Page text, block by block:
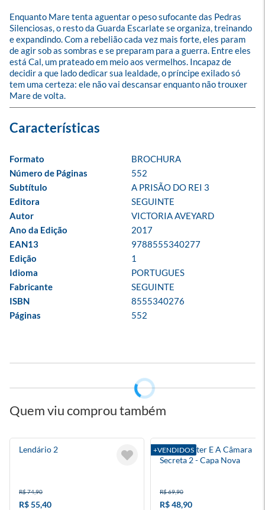
Enquanto Mare tenta aguentar o peso sufocante das Pedras
Silenciosas, o resto da Guarda Escarlate se organiza, treinando
e expandindo. Com a rebelião cada vez mais forte, eles param
de agir sob as sombras e se preparam para a guerra. Entre eles
está Cal, um prateado em meio aos vermelhos. Incapaz de
decidir a que lado dedicar sua lealdade, o príncipe exilado só
tem uma certeza: ele não vai descansar enquanto não trouxer
Mare de volta.
Formato
BROCHURA
Número de Páginas
552
Subtítulo
A PRISÃO DO REI 3
Editora
SEGUINTE
Autor
VICTORIA AVEYARD
Ano da Edição
2017
EAN13
9788555340277
Edição
1
Idioma
PORTUGUES
Fabricante
SEGUINTE
ISBN
8555340276
Páginas
552
Quem viu comprou também
Lendário 2
R$ 74,90
R$ 55,40
+VENDIDOS
Harry Potter E A Câmara
Secreta 2 - Capa Nova
R$ 69,90
R$ 48,90